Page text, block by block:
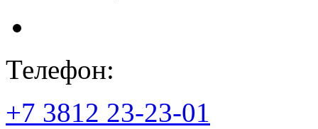
Телефон:
+7 3812 23-23-01